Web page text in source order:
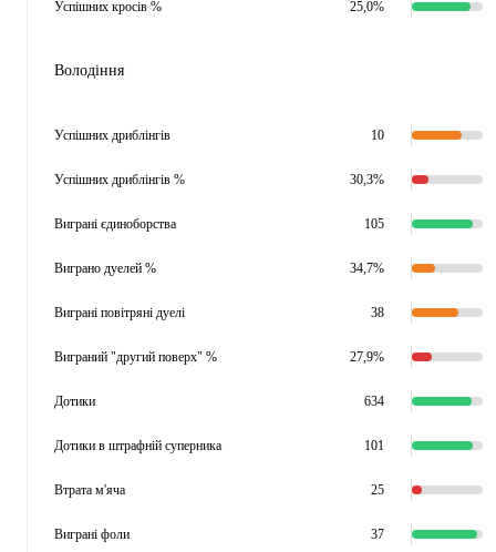
Успішних кросів % 25,0%
Володіння
Успішних дриблінгів 10
Успішних дриблінгів % 30,3%
Виграні єдиноборства 105
Виграно дуелей % 34,7%
Виграні повітряні дуелі 38
Виграний "другий поверх" % 27,9%
Дотики 634
Дотики в штрафній суперника 101
Втрата м'яча 25
Виграні фоли 37